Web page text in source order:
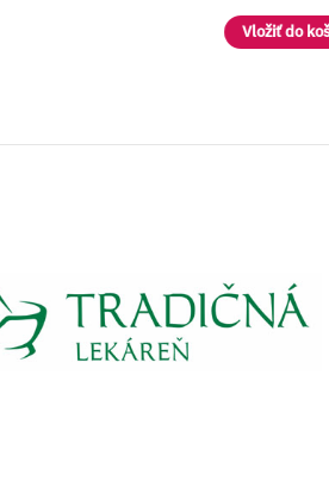
Vložiť do košíka